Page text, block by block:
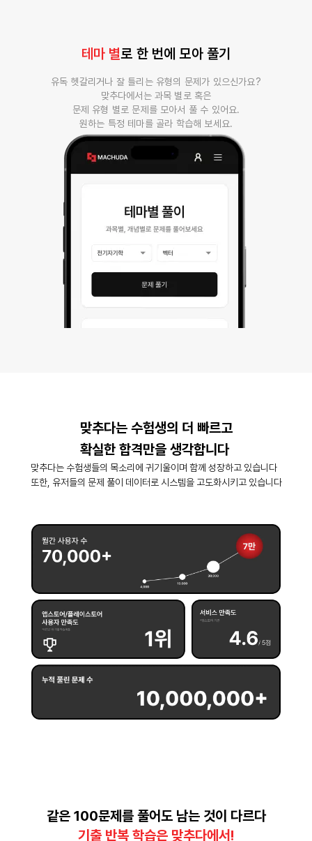
테마 별로 한 번에 모아 풀기
유독 헷갈리거나 잘 틀리는 유형의 문제가 있으신가요?
맞추다에서는 과목 별로 혹은
문제 유형 별로 문제를 모아서 풀 수 있어요.
원하는 특정 테마를 골라 학습해 보세요.
맞추다는 수험생의 더 빠르고
확실한 합격만을 생각합니다
맞추다는 수험생들의 목소리에 귀기울이며 함께 성장하고 있습니다
또한, 유저들의 문제 풀이 데이터로 시스템을 고도화시키고 있습니다
같은 100문제를 풀어도 남는 것이 다르다
기출 반복 학습은 맞추다에서!